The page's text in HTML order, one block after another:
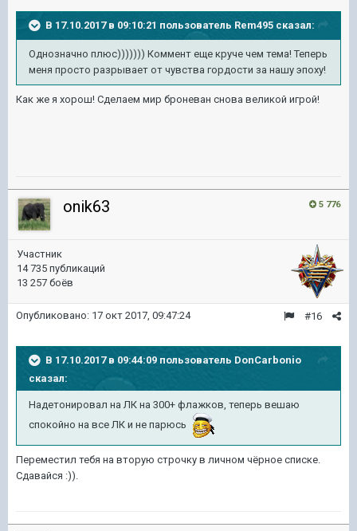
В 17.10.2017 в 09:10:21 пользователь Rem495 сказал:
Однозначно плюс))))))) Коммент еще круче чем тема! Теперь
меня просто разрывает от чувства гордости за нашу эпоху!
Как же я хорош! Сделаем мир броневан снова великой игрой!
5 776
onik63
Участник
14 735 публикаций
13 257 боёв
#16
Опубликовано: 17 окт 2017, 09:47:24
В 17.10.2017 в 09:44:09 пользователь DonCarbonio
сказал:
Надетонировал на ЛК на 300+ флажков, теперь вешаю
спокойно на все ЛК и не парюсь
Переместил тебя на вторую строчку в личном чёрное списке.
Сдавайся :)).